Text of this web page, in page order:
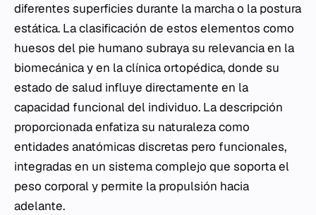
diferentes superficies durante la marcha o la postura
estática. La clasificación de estos elementos como
huesos del pie humano subraya su relevancia en la
biomecánica y en la clínica ortopédica, donde su
estado de salud influye directamente en la
capacidad funcional del individuo. La descripción
proporcionada enfatiza su naturaleza como
entidades anatómicas discretas pero funcionales,
integradas en un sistema complejo que soporta el
peso corporal y permite la propulsión hacia
adelante.